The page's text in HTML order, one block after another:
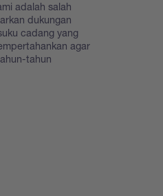
adalah salah
dukungan
cadang yang
agar
tahun